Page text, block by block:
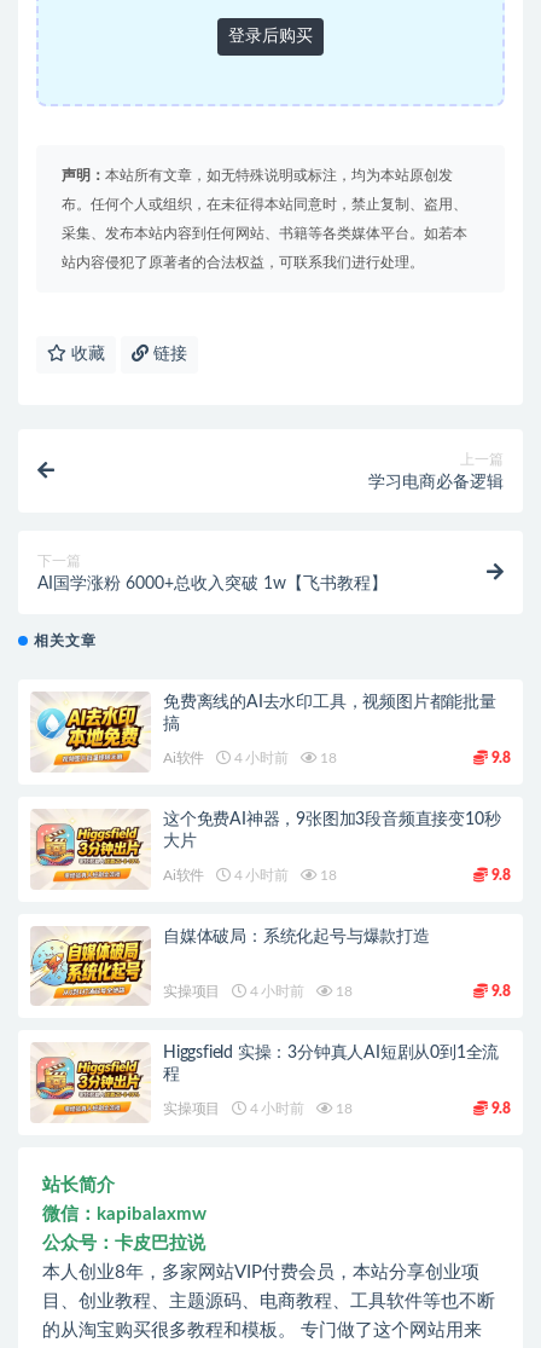
登录后购买
声明： 本站所有文章，如无特殊说明或标注，均为本站原创发
布。任何个人或组织，在未征得本站同意时，禁止复制、盗用、
采集、发布本站内容到任何网站、书籍等各类媒体平台。如若本
站内容侵犯了原著者的合法权益，可联系我们进行处理。
收藏 链接
上一篇
学习电商必备逻辑
下一篇
AI国学涨粉 6000+总收入突破 1w【飞书教程】
相关文章
免费离线的AI去水印工具，视频图片都能批量
搞
Ai软件 4 小时前 18 9.8
这个免费AI神器，9张图加3段音频直接变10秒
大片
Ai软件 4 小时前 18 9.8
自媒体破局：系统化起号与爆款打造
实操项目 4 小时前 18 9.8
Higgsfield 实操：3分钟真人AI短剧从0到1全流
程
实操项目 4 小时前 18 9.8
站长简介
微信：kapibalaxmw
公众号：卡皮巴拉说
本人创业8年，多家网站VIP付费会员，本站分享创业项
目、创业教程、主题源码、电商教程、工具软件等也不断
的从淘宝购买很多教程和模板。 专门做了这个网站用来